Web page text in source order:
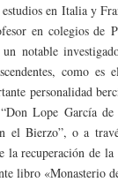
estudios en Italia y
en colegios de
notable
como
personalidad
Lope García
el Bierzo”, o a
la recuperación de
libro «Monasterio